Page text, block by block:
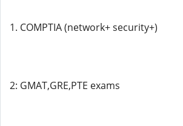
1. COMPTIA (network+ security+)
2: GMAT,GRE,PTE exams